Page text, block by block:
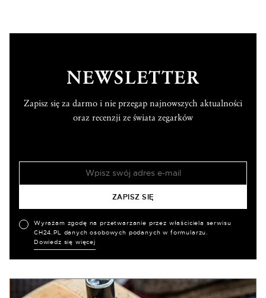
NEWSLETTER
Zapisz się za darmo i nie przegap najnowszych aktualności
oraz recenzji ze świata zegarków
Wyrażam zgodę na przetwarzanie przez właściciela serwisu
CH24.PL danych osobowych podanych w formularzu.
Dowiedz się więcej